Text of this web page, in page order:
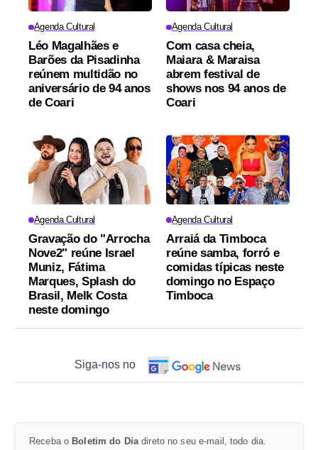
Agenda Cultural
Léo Magalhães e
Barões da Pisadinha
reúnem multidão no
aniversário de 94 anos
de Coari
Agenda Cultural
Com casa cheia,
Maiara & Maraisa
abrem festival de
shows nos 94 anos de
Coari
Agenda Cultural
Gravação do "Arrocha
Nove2" reúne Israel
Muniz, Fátima
Marques, Splash do
Brasil, Melk Costa
neste domingo
Agenda Cultural
Arraiá da Timboca
reúne samba, forró e
comidas típicas neste
domingo no Espaço
Timboca
Siga-nos no
Receba o Boletim do Diadireto no seu e-mail, todo dia.